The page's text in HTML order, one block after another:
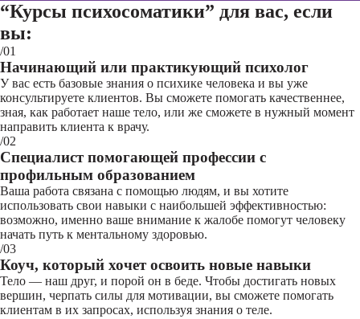
“Курсы психосоматики” для вас, если
вы:
/01
Начинающий или практикующий психолог
У вас есть базовые знания о психике человека и вы уже
консультируете клиентов. Вы сможете помогать качественнее,
зная, как работает наше тело, или же сможете в нужный момент
направить клиента к врачу.
/02
Специалист помогающей профессии с
профильным образованием
Ваша работа связана с помощью людям, и вы хотите
использовать свои навыки с наибольшей эффективностью:
возможно, именно ваше внимание к жалобе помогут человеку
начать путь к ментальному здоровью.
/03
Коуч, который хочет освоить новые навыки
Тело — наш друг, и порой он в беде. Чтобы достигать новых
вершин, черпать силы для мотивации, вы сможете помогать
клиентам в их запросах, используя знания о теле.